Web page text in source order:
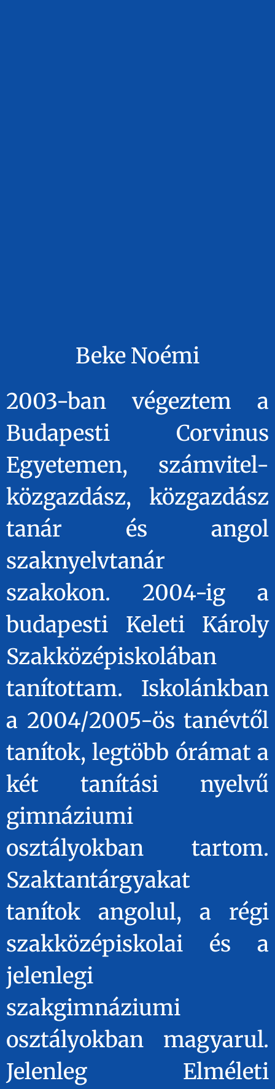
Beke Noémi
2003-ban végeztem a
Budapesti Corvinus
Egyetemen, számvitel-
közgazdász, közgazdász
tanár és angol
szaknyelvtanár
szakokon. 2004-ig a
budapesti Keleti Károly
Szakközépiskolában
tanítottam. Iskolánkban
a 2004/2005-ös tanévtől
tanítok, legtöbb órámat a
két tanítási nyelvű
gimnáziumi
osztályokban tartom.
Szaktantárgyakat
tanítok angolul, a régi
szakközépiskolai és a
jelenlegi
szakgimnáziumi
osztályokban magyarul.
Jelenleg Elméleti